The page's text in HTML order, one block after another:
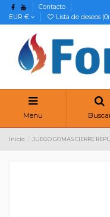
Contacto
EUR €
Lista de deseos (0)
Menu
Inicio JUEGO GOMAS CIERRE